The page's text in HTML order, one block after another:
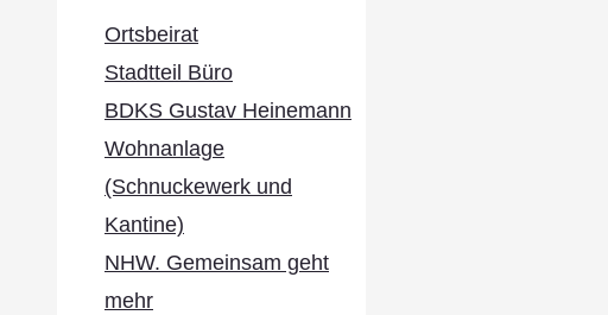
Ortsbeirat
Stadtteil Büro
BDKS Gustav Heinemann
Wohnanlage
(Schnuckewerk und
Kantine)
NHW. Gemeinsam geht
mehr